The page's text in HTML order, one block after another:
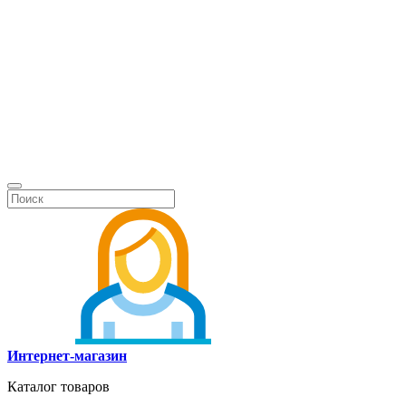
Интернет-магазин
Каталог товаров